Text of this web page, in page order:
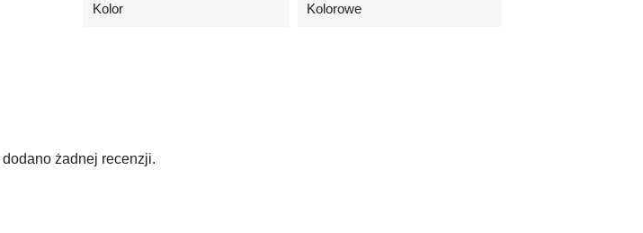
Kolor Kolorowe
żadnej recenzji.